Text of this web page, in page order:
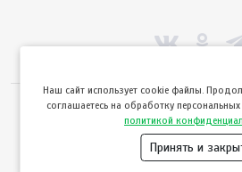
© ТвойПродукт 2010 -
Использование сайта означает согласие с
Политикой конфиденциальности
Hаш сайт использует cookie файлы.
соглашаетесь на обработку
политикой
Принять и